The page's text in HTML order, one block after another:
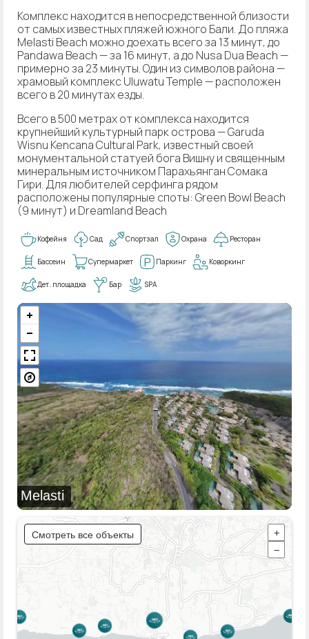
Комплекс находится в непосредственной близости
от самых известных пляжей южного Бали. До пляжа
Melasti Beach можно доехать всего за 13 минут, до
Pandawa Beach — за 16 минут, а до Nusa Dua Beach —
примерно за 23 минуты. Один из символов района —
храмовый комплекс Uluwatu Temple — расположен
всего в 20 минутах езды.
Всего в 500 метрах от комплекса находится
крупнейший культурный парк острова — Garuda
Wisnu Kencana Cultural Park, известный своей
монументальной статуей бога Вишну и священным
минеральным источником Парахьянган Сомака
Гири. Для любителей серфинга рядом
расположены популярные споты: Green Bowl Beach
(9 минут) и Dreamland Beach
Кофейня Сад Спортзал Охрана Ресторан
Бассеин Супермаркет Паркинг Коворкинг
Дет. площадка Бар SPA
Melasti
Смотреть все объекты
+
−